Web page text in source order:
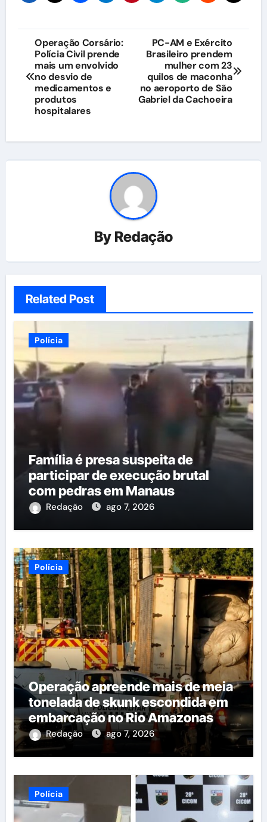
Navegação
de
Post
Operação Corsário:
Polícia Civil prende
mais um envolvido
no desvio de
medicamentos e
produtos
hospitalares
PC-AM e Exército
Brasileiro prendem
mulher com 23
quilos de maconha
no aeroporto de São
Gabriel da Cachoeira
By Redação
Related Post
Polícia
Família é presa suspeita de
participar de execução brutal
com pedras em Manaus
Redação ago 7, 2026
Polícia
Operação apreende mais de meia
tonelada de skunk escondida em
embarcação no Rio Amazonas
Redação ago 7, 2026
Polícia